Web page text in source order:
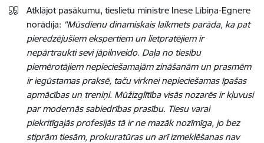
Atklājot pasākumu, tieslietu ministre Inese Lībiņa-Egnere
norādīja: "Mūsdienu dinamiskais laikmets parāda, ka pat
pieredzējušiem ekspertiem un lietpratējiem ir
nepārtraukti sevi jāpilnveido. Daļa no tiesību
piemērotājiem nepieciešamajām zināšanām un prasmēm
ir iegūstamas praksē, taču virknei nepieciešamas īpašas
apmācības un treniņi. Mūžizglītība visās nozarēs ir kļuvusi
par modernās sabiedrības prasību. Tiesu varai
piekritīgajās profesijās tā ir ne mazāk nozīmīga, jo bez
stiprām tiesām, prokuratūras un arī izmeklēšanas nav